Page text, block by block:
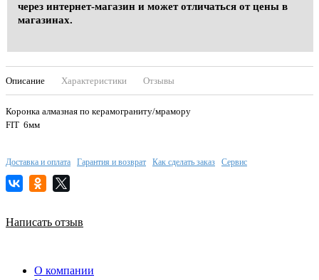
через интернет-магазин и может отличаться от цены в
магазинах.
Описание Характеристики Отзывы
Коронка алмазная по керамограниту/мрамору
FIT 6мм
Доставка и оплата Гарантия и возврат Как сделать заказ Сервис
Написать отзыв
О компании